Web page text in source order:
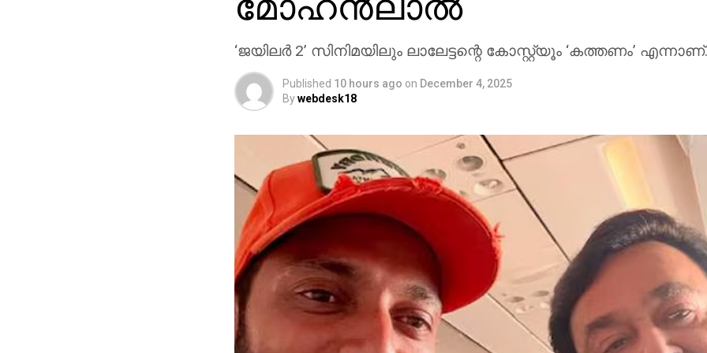
‘ജയിലര്‍ 2’ സിനിമയിലും ലാലേട്ടന്റെ കോസ്റ്റ്യൂം ‘കത്തണം’
Published 10 hours ago on December 4, 2025
Bywebdesk18